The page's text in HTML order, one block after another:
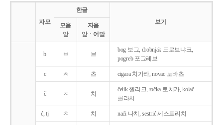
자모
한글
보기
모음
앞
자음
앞ㆍ어말
b ㅂ 브
bog 보그, drobnjak 드로브냐크,
pogreb 포그레브
c ㅊ 츠 cigara 치가라, novac 노바츠
č ㅊ 치
čelik 첼리크, točka 토치카, kolač
콜라치
ć, tj ㅊ 치 naći 나치, sestrić 세스트리치